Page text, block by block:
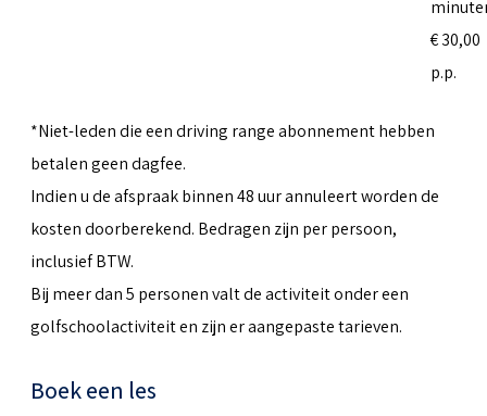
€ 30,00
p.p.
*Niet-leden die een driving range abonnement hebben
betalen geen dagfee.
Indien u de afspraak binnen 48 uur annuleert worden de
kosten doorberekend. Bedragen zijn per persoon,
inclusief BTW.
Bij meer dan 5 personen valt de activiteit onder een
golfschoolactiviteit en zijn er aangepaste tarieven.
Boek een les